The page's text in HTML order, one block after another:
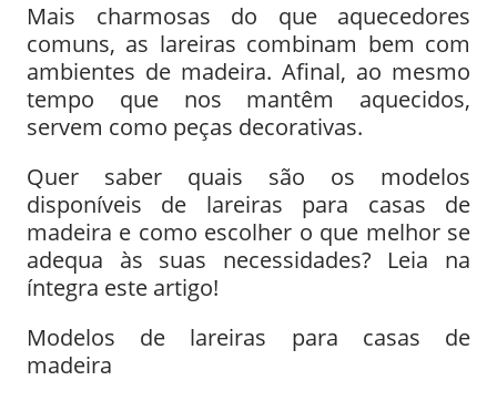
Mais charmosas do que aquecedores
comuns, as lareiras combinam bem com
ambientes de madeira. Afinal, ao mesmo
tempo que nos mantêm aquecidos,
servem como peças decorativas.
Quer saber quais são os modelos
disponíveis de lareiras para casas de
madeira e como escolher o que melhor se
adequa às suas necessidades? Leia na
íntegra este artigo!
Modelos de lareiras para casas de
madeira